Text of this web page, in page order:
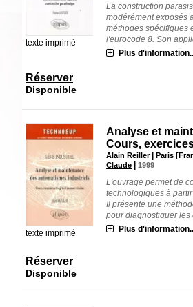
texte imprimé
La construction
modérément exposés
méthodes spécifiques
l'eurocode 8. Son
Plus
Réserver
Disponible
texte imprimé
Analyse et
Cours,
Alain Reiller |Paris
Claude |1999
L'ouvrage permet de
technologiques à
Il présente une
pour diagnostiquer les
Plus
Réserver
Disponible